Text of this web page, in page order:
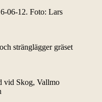
06-12. Foto: Lars
stränglägger gräset
vid Skog, Vallmo